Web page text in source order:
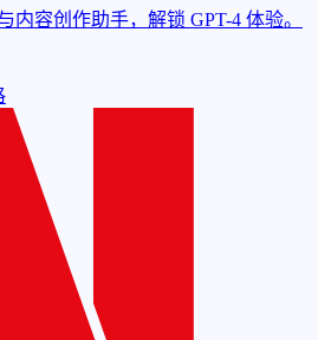
内容创作助手，解锁 GPT-4 体验。